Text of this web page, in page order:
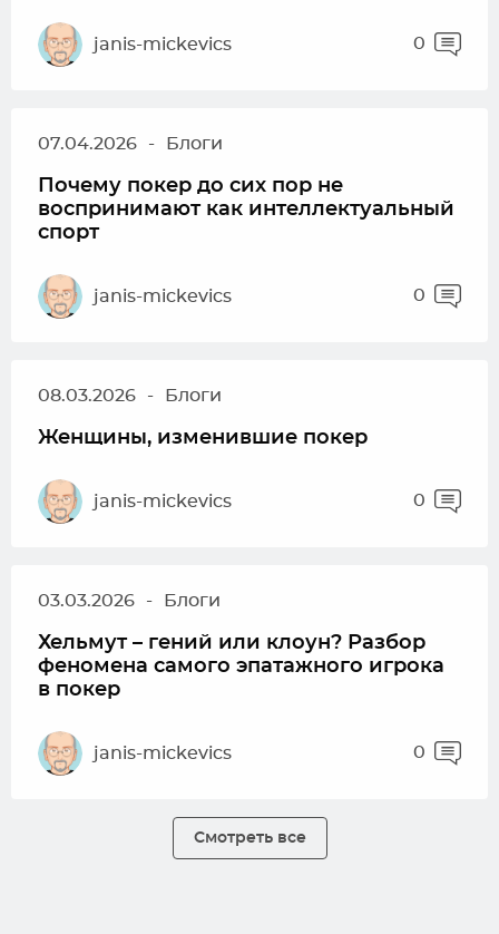
janis-mickevics 0
07.04.2026 - Блоги
Почему покер до сих пор не
воспринимают как интеллектуальный
спорт
janis-mickevics 0
08.03.2026 - Блоги
Женщины, изменившие покер
janis-mickevics 0
03.03.2026 - Блоги
Хельмут – гений или клоун? Разбор
феномена самого эпатажного игрока
в покер
janis-mickevics 0
Смотреть все